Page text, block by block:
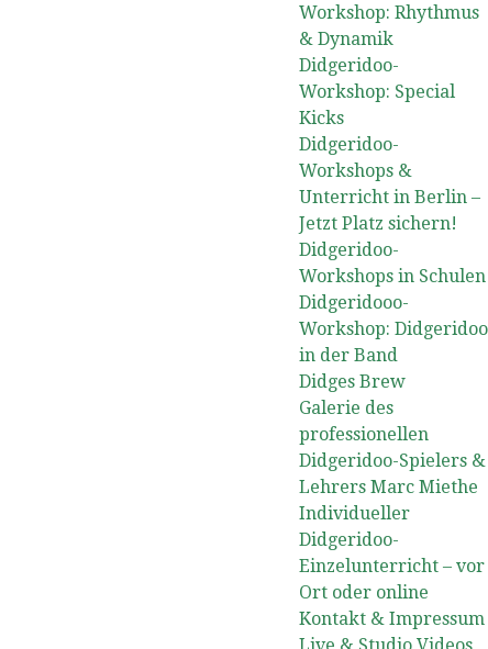
Workshop: Rhythmus
& Dynamik
Didgeridoo-
Workshop: Special
Kicks
Didgeridoo-
Workshops &
Unterricht in Berlin –
Jetzt Platz sichern!
Didgeridoo-
Workshops in Schulen
Didgeridooo-
Workshop: Didgeridoo
in der Band
Didges Brew
Galerie des
professionellen
Didgeridoo-Spielers &
Lehrers Marc Miethe
Individueller
Didgeridoo-
Einzelunterricht – vor
Ort oder online
Kontakt & Impressum
Live & Studio Videos